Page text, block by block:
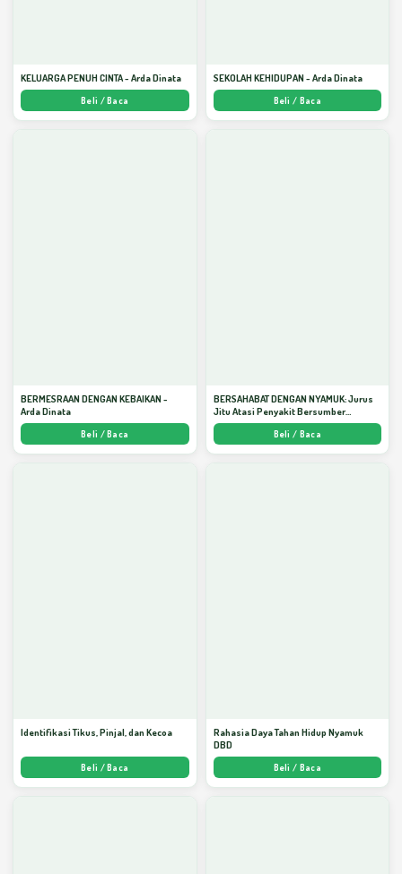
KELUARGA PENUH CINTA - Arda Dinata
Beli / Baca
SEKOLAH KEHIDUPAN - Arda Dinata
Beli / Baca
BERMESRAAN DENGAN KEBAIKAN -
Arda Dinata
Beli / Baca
BERSAHABAT DENGAN NYAMUK: Jurus
Jitu Atasi Penyakit Bersumber
Nyamuk - Arda Dinata
Beli / Baca
Identifikasi Tikus, Pinjal, dan Kecoa
Beli / Baca
Rahasia Daya Tahan Hidup Nyamuk
DBD
Beli / Baca